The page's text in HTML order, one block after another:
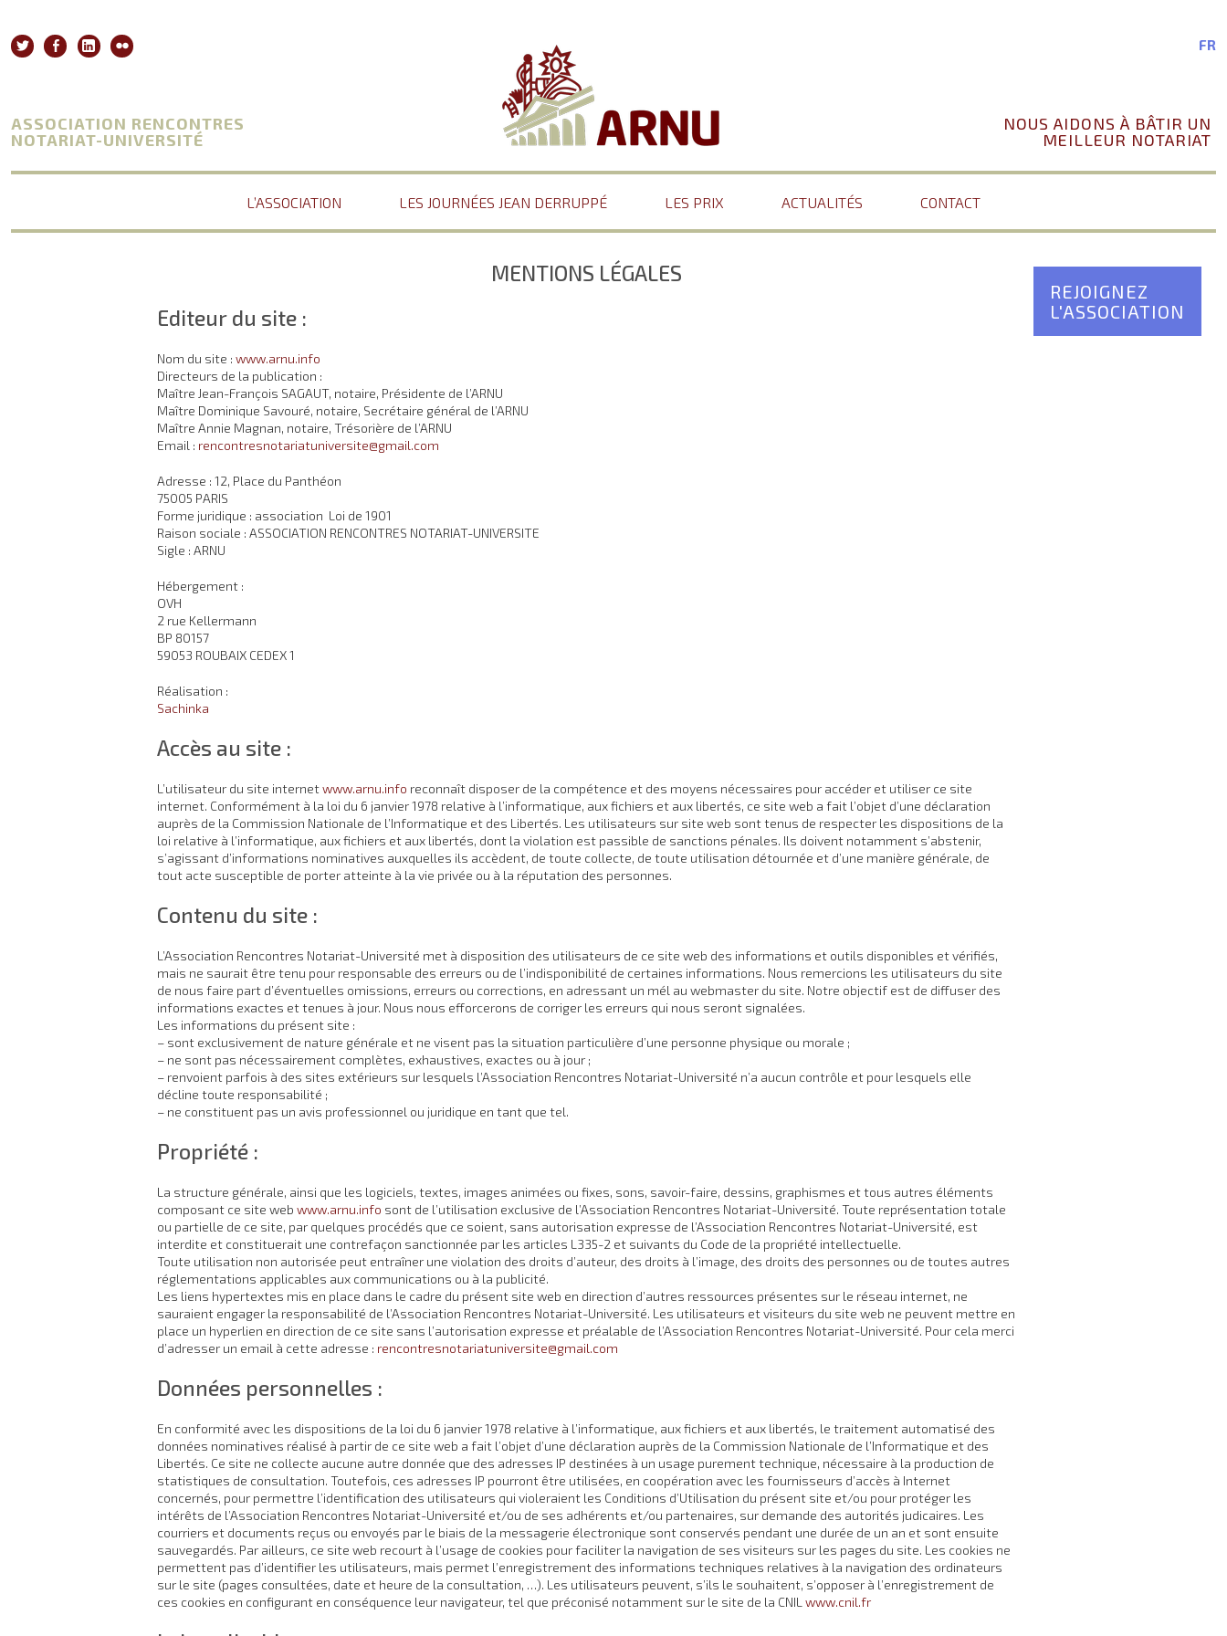
au
contenu
TwitterFacebook
LinkedinFlickr FR
ASSOCIATION RENCONTRES
NOTARIAT-UNIVERSITÉ
NOUS AIDONS À BÂTIR UN
MEILLEUR NOTARIAT
L’ASSOCIATION LES JOURNÉES JEAN DERRUPPÉ LES PRIX ACTUALITÉS CONTACT
MENTIONS LÉGALES
Editeur du site :
Nom du site : www.arnu.info
Directeurs de la publication :
Maître Jean-François SAGAUT, notaire, Présidente de l’ARNU
Maître Dominique Savouré, notaire, Secrétaire général de l’ARNU
Maître Annie Magnan, notaire, Trésorière de l’ARNU
Email : rencontresnotariatuniversite@gmail.com
Adresse : 12, Place du Panthéon
75005 PARIS
Forme juridique : association Loi de 1901
Raison sociale : ASSOCIATION RENCONTRES NOTARIAT-UNIVERSITE
Sigle : ARNU
Hébergement :
OVH
2 rue Kellermann
BP 80157
59053 ROUBAIX CEDEX 1
Réalisation :
Sachinka
Accès au site :
L’utilisateur du site internetwww.arnu.info reconnaît disposer de la compétence et des moyens nécessaires pour accéder et utiliser ce site
internet. Conformément à la loi du 6 janvier 1978 relative à l’informatique, aux fichiers et aux libertés, ce site web a fait l’objet d’une déclaration
auprès de la Commission Nationale de l’Informatique et des Libertés. Les utilisateurs sur site web sont tenus de respecter les dispositions de la
loi relative à l’informatique, aux fichiers et aux libertés, dont la violation est passible de sanctions pénales. Ils doivent notamment s’abstenir,
s’agissant d’informations nominatives auxquelles ils accèdent, de toute collecte, de toute utilisation détournée et d’une manière générale, de
tout acte susceptible de porter atteinte à la vie privée ou à la réputation des personnes.
Contenu du site :
L’Association Rencontres Notariat-Université met à disposition des utilisateurs de ce site web des informations et outils disponibles et vérifiés,
mais ne saurait être tenu pour responsable des erreurs ou de l’indisponibilité de certaines informations. Nous remercions les utilisateurs du site
de nous faire part d’éventuelles omissions, erreurs ou corrections, en adressant un mél au webmaster du site. Notre objectif est de diffuser des
informations exactes et tenues à jour. Nous nous efforcerons de corriger les erreurs qui nous seront signalées.
Les informations du présent site :
– sont exclusivement de nature générale et ne visent pas la situation particulière d’une personne physique ou morale ;
– ne sont pas nécessairement complètes, exhaustives, exactes ou à jour ;
– renvoient parfois à des sites extérieurs sur lesquels l’Association Rencontres Notariat-Université n’a aucun contrôle et pour lesquels elle
décline toute responsabilité ;
– ne constituent pas un avis professionnel ou juridique en tant que tel.
Propriété :
La structure générale, ainsi que les logiciels, textes, images animées ou fixes, sons, savoir-faire, dessins, graphismes et tous autres éléments
composant ce site web www.arnu.info sont de l’utilisation exclusive de l’Association Rencontres Notariat-Université. Toute représentation totale
ou partielle de ce site, par quelques procédés que ce soient, sans autorisation expresse de l’Association Rencontres Notariat-Université, est
interdite et constituerait une contrefaçon sanctionnée par les articles L335-2 et suivants du Code de la propriété intellectuelle.
Toute utilisation non autorisée peut entraîner une violation des droits d’auteur, des droits à l’image, des droits des personnes ou de toutes autres
réglementations applicables aux communications ou à la publicité.
Les liens hypertextes mis en place dans le cadre du présent site web en direction d’autres ressources présentes sur le réseau internet, ne
sauraient engager la responsabilité de l’Association Rencontres Notariat-Université. Les utilisateurs et visiteurs du site web ne peuvent mettre en
place un hyperlien en direction de ce site sans l’autorisation expresse et préalable de l’Association Rencontres Notariat-Université. Pour cela merci
d’adresser un email à cette adresse : rencontresnotariatuniversite@gmail.com
Données personnelles :
En conformité avec les dispositions de la loi du 6 janvier 1978 relative à l’informatique, aux fichiers et aux libertés, le traitement automatisé des
données nominatives réalisé à partir de ce site web a fait l’objet d’une déclaration auprès de la Commission Nationale de l’Informatique et des
Libertés. Ce site ne collecte aucune autre donnée que des adresses IP destinées à un usage purement technique, nécessaire à la production de
statistiques de consultation. Toutefois, ces adresses IP pourront être utilisées, en coopération avec les fournisseurs d’accès à Internet
concernés, pour permettre l’identification des utilisateurs qui violeraient les Conditions d’Utilisation du présent site et/ou pour protéger les
intérêts de l’Association Rencontres Notariat-Université et/ou de ses adhérents et/ou partenaires, sur demande des autorités judicaires. Les
courriers et documents reçus ou envoyés par le biais de la messagerie électronique sont conservés pendant une durée de un an et sont ensuite
sauvegardés. Par ailleurs, ce site web recourt à l’usage de cookies pour faciliter la navigation de ses visiteurs sur les pages du site. Les cookies ne
permettent pas d’identifier les utilisateurs, mais permet l’enregistrement des informations techniques relatives à la navigation des ordinateurs
sur le site (pages consultées, date et heure de la consultation, …). Les utilisateurs peuvent, s’ils le souhaitent, s’opposer à l’enregistrement de
ces cookies en configurant en conséquence leur navigateur, tel que préconisé notamment sur le site de la CNIL www.cnil.fr
REJOIGNEZ
L'ASSOCIATION